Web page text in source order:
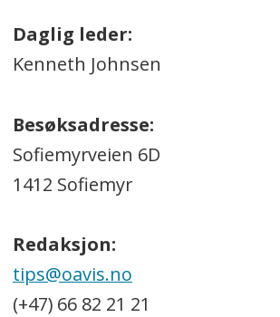
Daglig leder:
Kenneth Johnsen
Besøksadresse:
Sofiemyrveien 6D
1412 Sofiemyr
Redaksjon:
tips@oavis.no
(+47) 66 82 21 21